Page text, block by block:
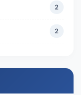
2
2